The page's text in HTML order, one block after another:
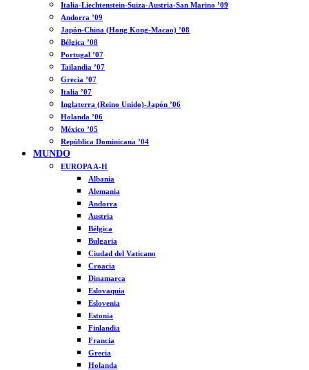
Italia-Liechtenstein-Suiza-Austria-San Marino ’09
Andorra ’09
Japón-China (Hong Kong-Macao) ’08
Bélgica ’08
Portugal ’07
Tailandia ’07
Grecia ’07
Italia ’07
Inglaterra (Reino Unido)-Japón ’06
Holanda ’06
México ’05
República Dominicana ’04
MUNDO
EUROPA A-H
Albania
Alemania
Andorra
Austria
Bélgica
Bulgaria
Ciudad del Vaticano
Croacia
Dinamarca
Eslovaquia
Eslovenia
Estonia
Finlandia
Francia
Grecia
Holanda